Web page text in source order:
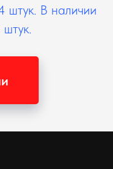
штук. В наличии